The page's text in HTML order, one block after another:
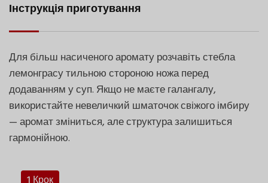
Інструкція приготування
Для більш насиченого аромату розчавіть стебла
лемонграсу тильною стороною ножа перед
додаванням у суп. Якщо не маєте галангалу,
використайте невеличкий шматочок свіжого імбиру
— аромат зміниться, але структура залишиться
гармонійною.